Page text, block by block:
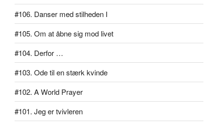
#106. Danser med stilheden I
#105. Om at åbne sig mod livet
#104. Derfor …
#103. Ode til en stærk kvinde
#102. A World Prayer
#101. Jeg er tvivleren